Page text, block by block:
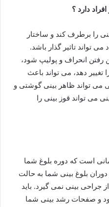
دارد ؟
را برطرف کند و ساختار
می تواند تاثیر گذار باشد.
رفتن انحراف و پولیپ شود،
تغییر دهد، می تواند باعث
می تواند ظاهر بینی گوشتی و
می تواند قوز بینی را
است که دوره بلوغ شما
بلوغ بینی شما به حالت
جراحی بینی نمی گیرد. باید
و صفحات رشد بینی شما